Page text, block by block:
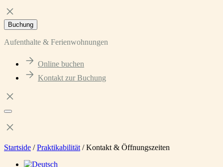
Buchung
Aufenthalte & Ferienwohnungen
Online buchen
Kontakt zur Buchung
Startside /Praktikabilität /Kontakt & Öffnungszeiten